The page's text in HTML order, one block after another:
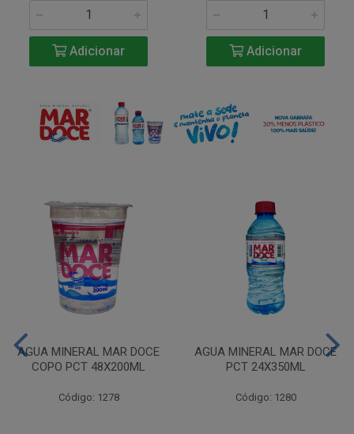
Adicionar Adicionar
AGUA MINERAL MAR DOCE
COPO PCT 48X200ML
Código: 1278
AGUA MINERAL MAR DOCE
PCT 24X350ML
Código: 1280